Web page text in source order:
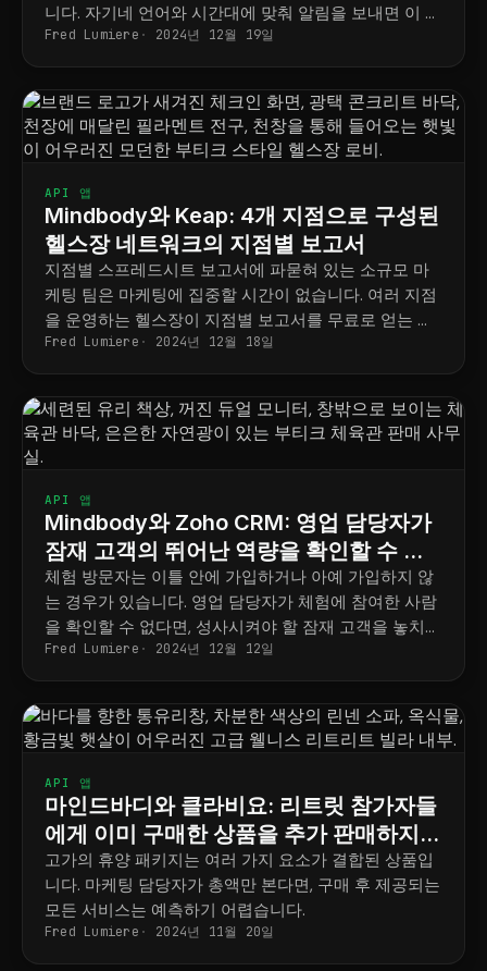
니다. 자기네 언어와 시간대에 맞춰 알림을 보내면 이 두
가지 문제를 모두 해결할 수 있습니다.
Fred Lumiere 2024년 12월 19일
API 앱
Mindbody와 Keap: 4개 지점으로 구성된
헬스장 네트워크의 지점별 보고서
지점별 스프레드시트 보고서에 파묻혀 있는 소규모 마
케팅 팀은 마케팅에 집중할 시간이 없습니다. 여러 지점
을 운영하는 헬스장이 지점별 보고서를 무료로 얻는 방
법을 소개합니다.
Fred Lumiere 2024년 12월 18일
API 앱
Mindbody와 Zoho CRM: 영업 담당자가
잠재 고객의 뛰어난 역량을 확인할 수 있
도록 지원하세요
체험 방문자는 이틀 안에 가입하거나 아예 가입하지 않
는 경우가 있습니다. 영업 담당자가 체험에 참여한 사람
을 확인할 수 없다면, 성사시켜야 할 잠재 고객을 놓치게
됩니다.
Fred Lumiere 2024년 12월 12일
API 앱
마인드바디와 클라비요: 리트릿 참가자들
에게 이미 구매한 상품을 추가 판매하지
마세요
고가의 휴양 패키지는 여러 가지 요소가 결합된 상품입
니다. 마케팅 담당자가 총액만 본다면, 구매 후 제공되는
모든 서비스는 예측하기 어렵습니다.
Fred Lumiere 2024년 11월 20일